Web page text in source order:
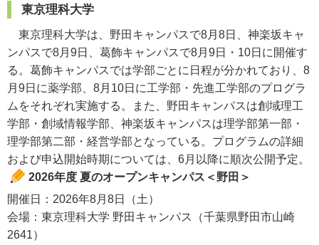
東京理科大学
東京理科大学は、野田キャンパスで8月8日、神楽坂キャ
ンパスで8月9日、葛飾キャンパスで8月9日・10日に開催す
る。葛飾キャンパスでは学部ごとに日程が分かれており、8
月9日に薬学部、8月10日に工学部・先進工学部のプログラ
ムをそれぞれ実施する。また、野田キャンパスは創域理工
学部・創域情報学部、神楽坂キャンパスは理学部第一部・
理学部第二部・経営学部となっている。プログラムの詳細
および申込開始時期については、6月以降に順次公開予定。
2026年度 夏のオープンキャンパス＜野田＞
開催日：2026年8月8日（土）
会場：東京理科大学 野田キャンパス（千葉県野田市山崎
2641）